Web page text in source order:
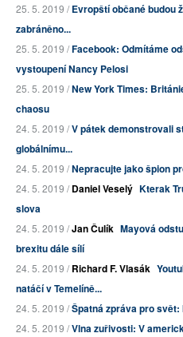
25. 5. 2019 /Evropští občané budou
zabráněno...
25. 5. 2019 /Facebook: Odmítáme
vystoupení Nancy Pelosi
25. 5. 2019 /New York Times:
chaosu
24. 5. 2019 /V pátek demonstrovali
globálnímu...
24. 5. 2019 /Nepracujte jako špion
24. 5. 2019 /Daniel Veselý Kterak
slova
24. 5. 2019 /Jan Čulík Mayová
brexitu dále sílí
24. 5. 2019 /Richard F. Vlasák
natáčí v Temelíně...
24. 5. 2019 /Špatná zpráva pro
24. 5. 2019 /Vlna zuřivosti: V